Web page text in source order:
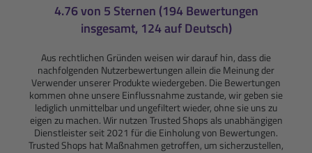
4.76 von 5 Sternen (194 Bewertungen
insgesamt, 124 auf Deutsch)
Aus rechtlichen Gründen weisen wir darauf hin, dass die
nachfolgenden Nutzerbewertungen allein die Meinung der
Verwender unserer Produkte wiedergeben. Die Bewertungen
kommen ohne unsere Einflussnahme zustande, wir geben sie
lediglich unmittelbar und ungefiltert wieder, ohne sie uns zu
eigen zu machen. Wir nutzen Trusted Shops als unabhängigen
Dienstleister seit 2021 für die Einholung von Bewertungen.
Trusted Shops hat Maßnahmen getroffen, um sicherzustellen,